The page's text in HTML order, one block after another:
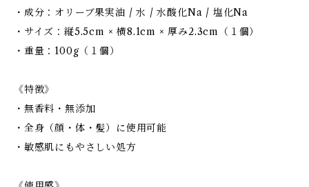
・成分：オリーブ果実油 / 水 / 水酸化Na / 塩化Na
・サイズ：縦5.5cm × 横8.1cm × 厚み2.3cm（１個）
・重量：100g（１個）
《特徴》
・無香料・無添加
・全身（顔・体・髪）に使用可能
・敏感肌にもやさしい処方